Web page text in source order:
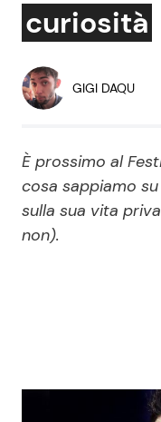
Dal Mondo
Economia
Persone Scomparse
Politica
curiosità
GIGI DAQU
È prossimo al
cosa sappiamo
sulla sua vita
non).